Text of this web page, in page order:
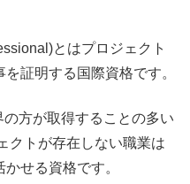
とはプロジェクト
証明する国際資格です。
方が取得することの多い
クトが存在しない職業は
せる資格です。